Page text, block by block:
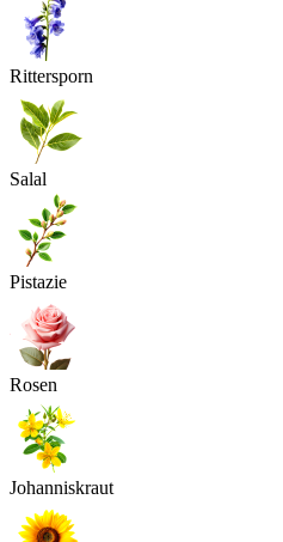
Rittersporn
Salal
Pistazie
Rosen
Johanniskraut